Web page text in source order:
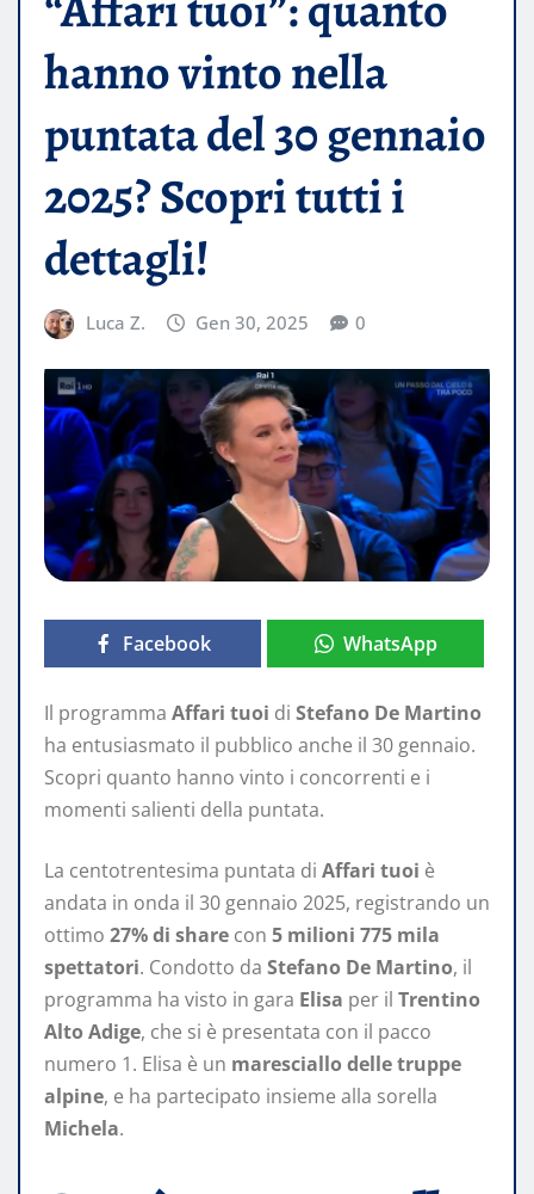
hanno vinto nella
puntata del 30 gennaio
2025? Scopri tutti i
dettagli!
Luca Z. Gen 30, 2025 0
Facebook WhatsApp
Il programma Affari tuoi di Stefano De Martino
ha entusiasmato il pubblico anche il 30 gennaio.
Scopri quanto hanno vinto i concorrenti e i
momenti salienti della puntata.
La centotrentesima puntata di Affari tuoi è
andata in onda il 30 gennaio 2025, registrando un
ottimo 27% di share con 5 milioni 775 mila
spettatori. Condotto da Stefano De Martino, il
programma ha visto in gara Elisa per il Trentino
Alto Adige, che si è presentata con il pacco
numero 1. Elisa è un maresciallo delle truppe
alpine, e ha partecipato insieme alla sorella
Michela.